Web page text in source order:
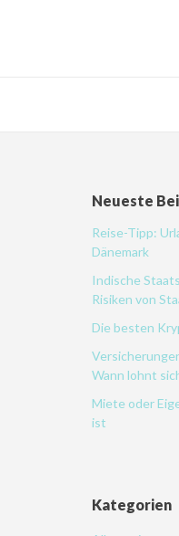
Neueste
Reise-Tipp:
Dänemark
Indische
Risiken von
Die besten
Wann lohnt
Miete oder
ist
Kategorien